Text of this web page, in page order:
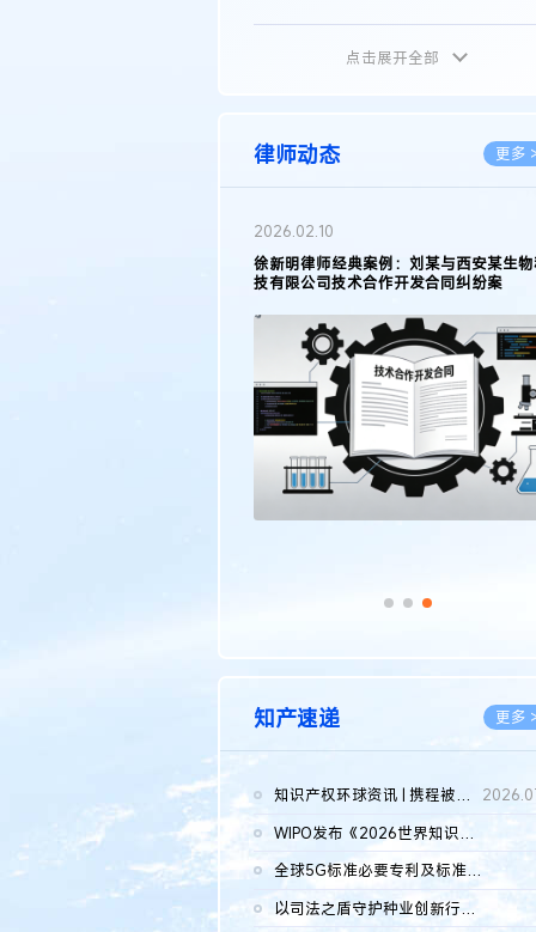
植物新品种
地理标志 更多
集成电路布图设计
传统文化 更多
点击展开全部
律师动态 更多
2026.02.10
徐新明律师经典案例：刘某与西安某生
技有限公司技术合作开发合同纠纷案
知产速递 更多
知识产权环球资讯 | 携程被市监总局罚51.79亿；瑞幸泰国商标案上...
WIPO发布《2026世界知识产权报告》 含报告全文
全球5G标准必要专利及标准提案研究报告（2026年）全文发布
以司法之盾守护种业创新行稳致远